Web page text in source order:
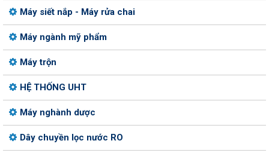
Máy siết nắp - Máy rửa chai
Máy ngành mỹ phẩm
Máy trộn
HỆ THỐNG UHT
Máy nghành dược
Dây chuyền lọc nước RO